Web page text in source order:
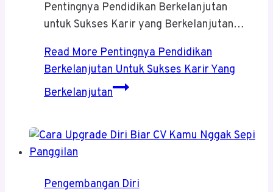
Pentingnya Pendidikan Berkelanjutan
untuk Sukses Karir yang Berkelanjutan…
Read MorePentingnya Pendidikan
Berkelanjutan Untuk Sukses Karir Yang
Berkelanjutan
Pengembangan Diri